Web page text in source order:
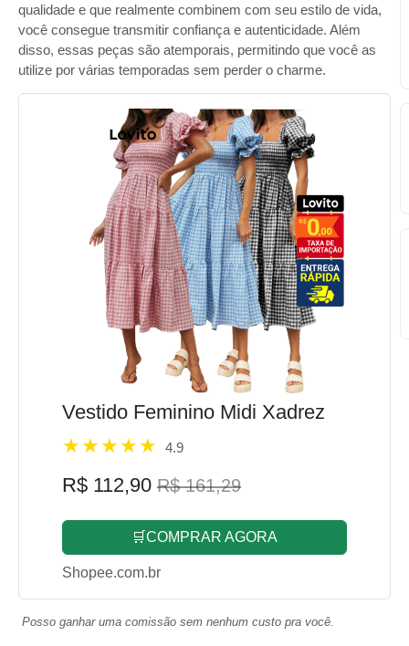
qualidade e que realmente combinem com seu estilo de vida,
você consegue transmitir confiança e autenticidade. Além
disso, essas peças são atemporais, permitindo que você as
utilize por várias temporadas sem perder o charme.
Vestido Feminino Midi Xadrez
4.9
R$ 112,90 R$ 161,29
🛒COMPRAR AGORA
Shopee.com.br
Posso ganhar uma comissão sem nenhum custo pra você.